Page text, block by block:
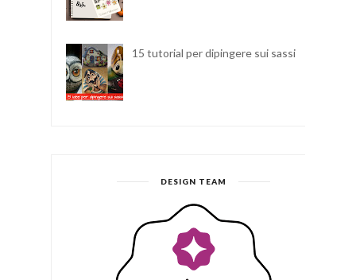
15 tutorial per dipingere sui sassi
DESIGN TEAM